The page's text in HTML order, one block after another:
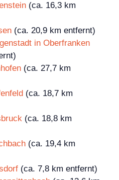
(ca. 16,3 km
(ca. 20,9 km entfernt)
in Oberfranken
(ca. 27,7 km
(ca. 18,7 km
(ca. 18,8 km
(ca. 19,4 km
(ca. 7,8 km entfernt)